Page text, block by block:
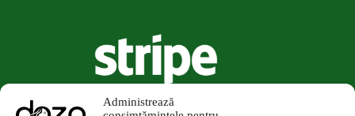
Administrează